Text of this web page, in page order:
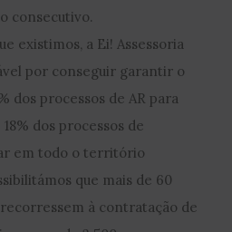
consecutivo.
existimos, a Ei! Assessoria
por conseguir garantir o
dos processos de AR para
dos processos de
em todo o território
que mais de 60
à contratação de